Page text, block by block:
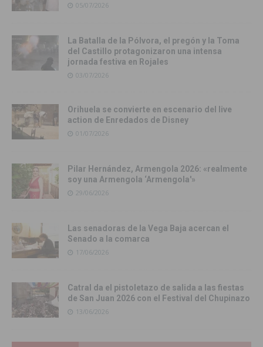
05/07/2026
La Batalla de la Pólvora, el pregón y la Toma
del Castillo protagonizaron una intensa
jornada festiva en Rojales
03/07/2026
Orihuela se convierte en escenario del live
action de Enredados de Disney
01/07/2026
Pilar Hernández, Armengola 2026: «realmente
soy una Armengola ‘Armengola'»
29/06/2026
Las senadoras de la Vega Baja acercan el
Senado a la comarca
17/06/2026
Catral da el pistoletazo de salida a las fiestas
de San Juan 2026 con el Festival del Chupinazo
13/06/2026